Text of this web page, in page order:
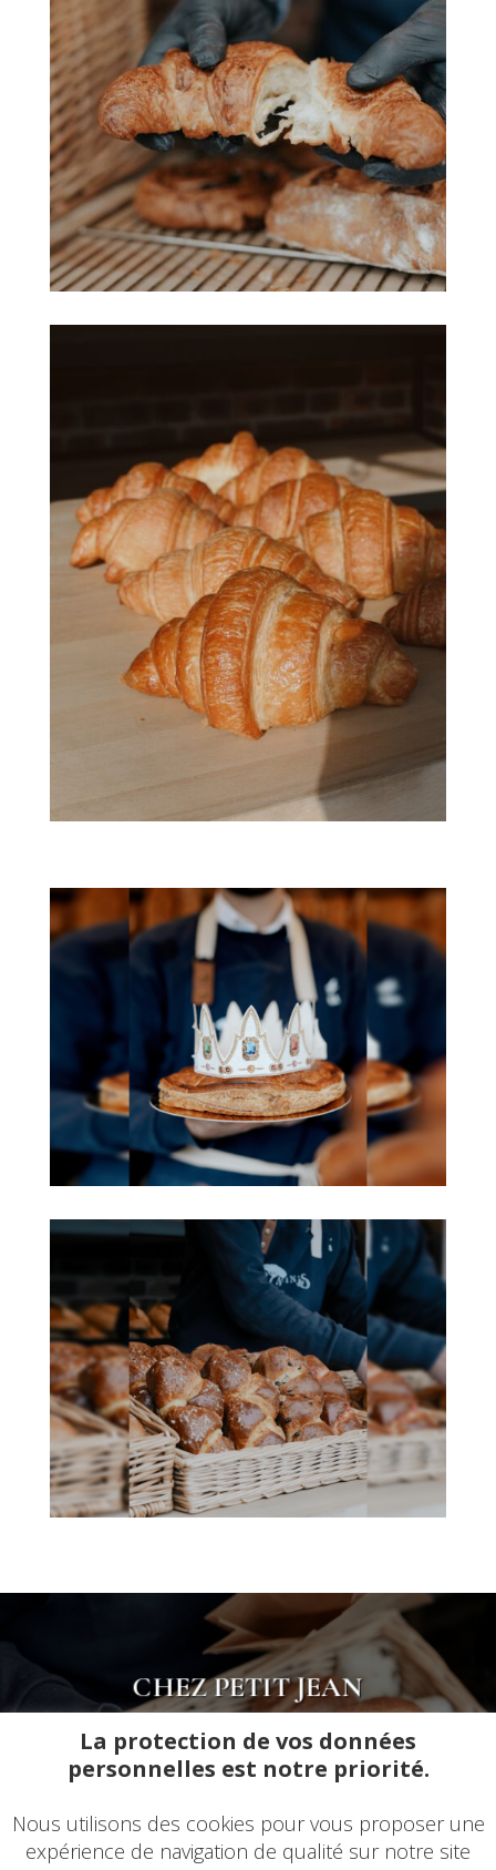
CHEZ PETIT JEAN
contacter
Contact
La protection de vos données
personnelles est notre priorité.
Nous utilisons des cookies pour vous proposer une
expérience de navigation de qualité sur notre site